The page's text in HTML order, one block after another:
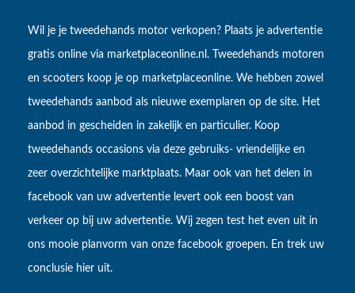
Wil je je tweedehands motor verkopen? Plaats je advertentie
gratis online via marketplaceonline.nl. Tweedehands motoren
en scooters koop je op marketplaceonline. We hebben zowel
tweedehands aanbod als nieuwe exemplaren op de site. Het
aanbod in gescheiden in zakelijk en particulier. Koop
tweedehands occasions via deze gebruiks- vriendelijke en
zeer overzichtelijke marktplaats. Maar ook van het delen in
facebook van uw advertentie levert ook een boost van
verkeer op bij uw advertentie. Wij zegen test het even uit in
ons mooie planvorm van onze facebook groepen. En trek uw
conclusie hier uit.